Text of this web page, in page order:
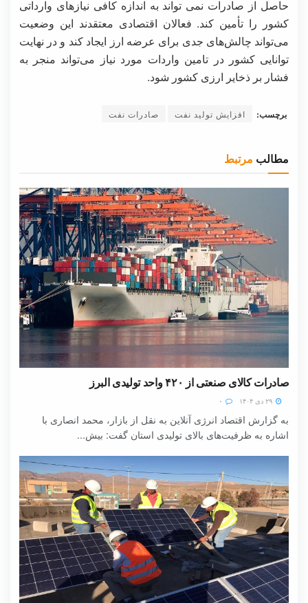
حاصل از صادرات نمی تواند به اندازه کافی نیازهای وارداتی
کشور را تأمین کند. فعالان اقتصادی معتقدند این وضعیت
می‌تواند چالش‌های جدی برای عرضه ارز ایجاد کند و در نهایت
توانایی کشور در تامین واردات مورد نیاز می‌تواند منجر به
فشار بر ذخایر ارزی کشور شود.
برچسب: افزایش تولید نفت صادرات نفت
مطالب مرتبط
صادرات کالای صنعتی از ۴۲۰ واحد تولیدی البرز
به گزارش اقتصاد انرژی آنلاین به نقل از بازار، محمد انصاری با
اشاره به ظرفیت‌های بالای تولیدی استان گفت: بیش...